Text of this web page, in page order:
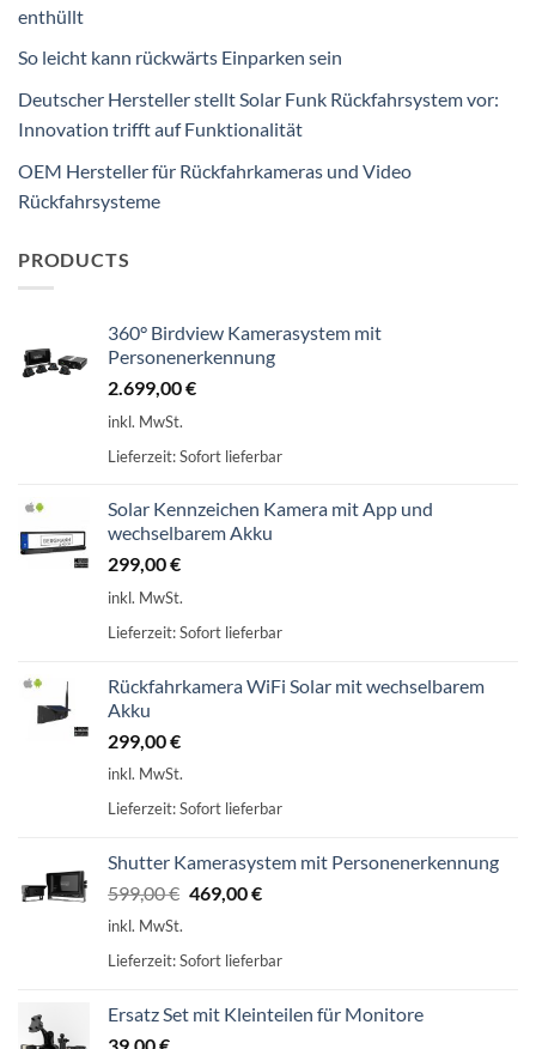
enthüllt
So leicht kann rückwärts Einparken sein
Deutscher Hersteller stellt Solar Funk Rückfahrsystem vor:
Innovation trifft auf Funktionalität
OEM Hersteller für Rückfahrkameras und Video
Rückfahrsysteme
PRODUCTS
360° Birdview Kamerasystem mit
Personenerkennung
2.699,00€
inkl. MwSt.
Lieferzeit:Sofort lieferbar
Solar Kennzeichen Kamera mit App und
wechselbarem Akku
299,00€
inkl. MwSt.
Lieferzeit:Sofort lieferbar
Rückfahrkamera WiFi Solar mit wechselbarem
Akku
299,00€
inkl. MwSt.
Lieferzeit:Sofort lieferbar
Shutter Kamerasystem mit Personenerkennung
599,00€ Ursprünglicher
599,00 €
469,00€Aktueller
469,00 €.
inkl. MwSt.
Lieferzeit:Sofort lieferbar
Ersatz Set mit Kleinteilen für Monitore